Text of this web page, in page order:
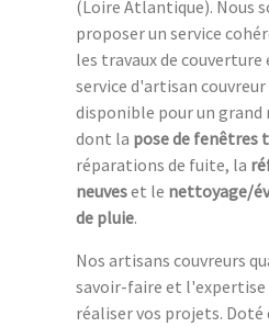
(Loire Atlantique). Nous
proposer un service
les travaux de
service d'artisan
disponible pour un
dont la pose de fenêtres
réparations de fuite, la
neuveset le nettoyage/
de pluie.
Nos artisans couvreurs
savoir-faire et l'expertise
réaliser vos projets. Doté